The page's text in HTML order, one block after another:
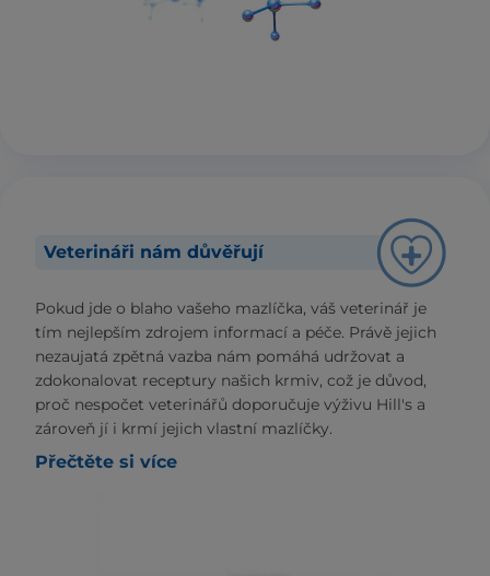
Veterináři nám důvěřují
Pokud jde o blaho vašeho mazlíčka, váš veterinář je
tím nejlepším zdrojem informací a péče. Právě jejich
nezaujatá zpětná vazba nám pomáhá udržovat a
zdokonalovat receptury našich krmiv, což je důvod,
proč nespočet veterinářů doporučuje výživu Hill's a
zároveň jí i krmí jejich vlastní mazlíčky.
Přečtěte si více